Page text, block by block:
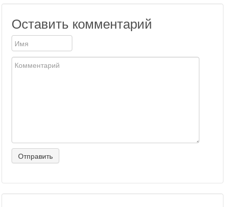
Оставить комментарий